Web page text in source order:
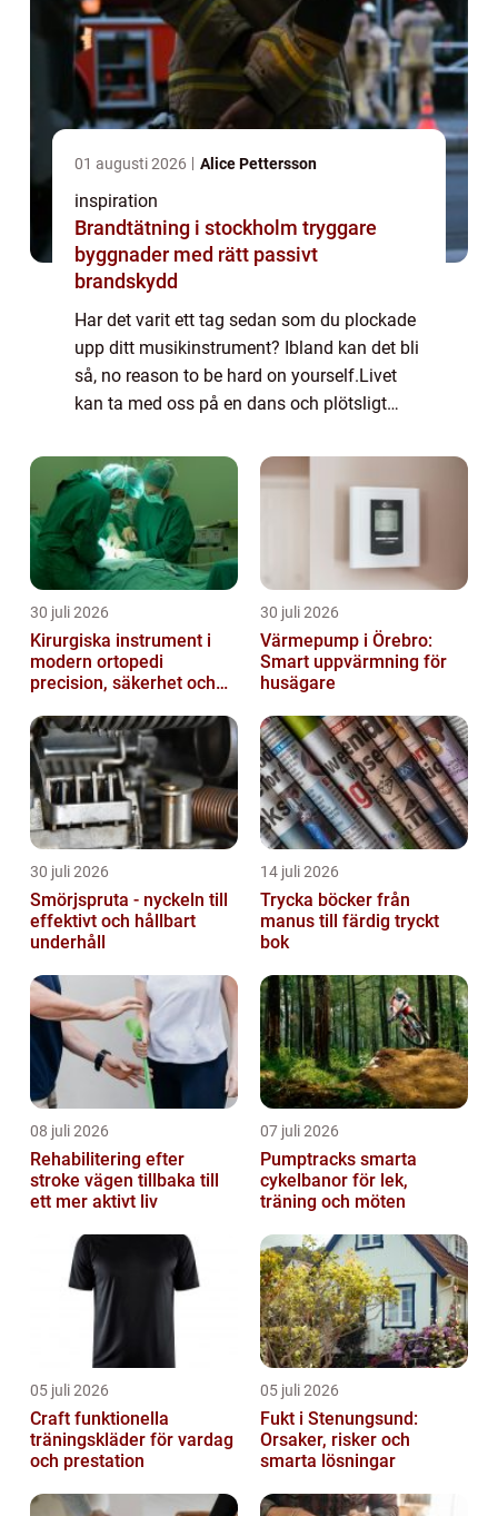
01 augusti 2026 Alice Pettersson
inspiration
Brandtätning i stockholm tryggare
byggnader med rätt passivt
brandskydd
Har det varit ett tag sedan som du plockade
upp ditt musikinstrument? Ibland kan det bli
så, no reason to be hard on yourself.Livet
kan ta med oss på en dans och plötsligt
t...
30 juli 2026
Kirurgiska instrument i
modern ortopedi
precision, säkerhet och
30 juli 2026
Värmepump i Örebro:
Smart uppvärmning för
husägare
30 juli 2026
Smörjspruta - nyckeln till
effektivt och hållbart
underhåll
14 juli 2026
Trycka böcker från
manus till färdig tryckt
bok
08 juli 2026
Rehabilitering efter
stroke vägen tillbaka till
ett mer aktivt liv
07 juli 2026
Pumptracks smarta
cykelbanor för lek,
träning och möten
05 juli 2026
Craft funktionella
träningskläder för vardag
och prestation
05 juli 2026
Fukt i Stenungsund:
Orsaker, risker och
smarta lösningar